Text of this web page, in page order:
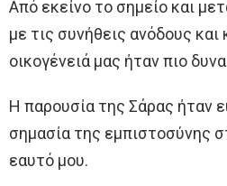
Από εκείνο το σημείο και
με τις συνήθεις ανόδους
οικογένειά μας ήταν πιο
Η παρουσία της Σάρας ήταν
σημασία της εμπιστοσύνης
εαυτό μου.